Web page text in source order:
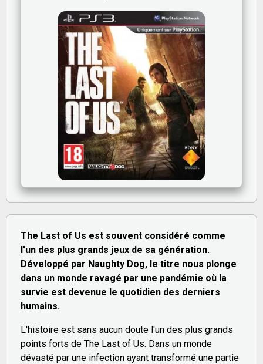
The Last of Us est souvent considéré comme
l'un des plus grands jeux de sa génération.
Développé par Naughty Dog, le titre nous plonge
dans un monde ravagé par une pandémie où la
survie est devenue le quotidien des derniers
humains.
L'histoire est sans aucun doute l'un des plus grands
points forts de The Last of Us. Dans un monde
dévasté par une infection ayant transformé une partie